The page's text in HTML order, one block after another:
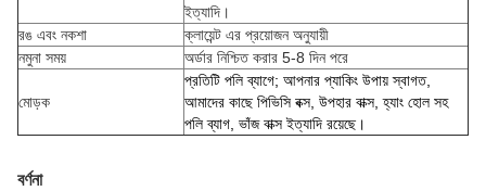
ইত্যাদি।
রঙ এবং নকশা
ক্লায়েন্ট এর প্রয়োজন অনুযায়ী
নমুনা সময়
অর্ডার নিশ্চিত করার 5-8 দিন পরে
মোড়ক
প্রতিটি পলি ব্যাগে; আপনার প্যাকিং উপায় স্বাগত,
আমাদের কাছে পিভিসি বক্স, উপহার বাক্স, হ্যাং হোল সহ
পলি ব্যাগ, ভাঁজ বাক্স ইত্যাদি রয়েছে।
বর্ণনা